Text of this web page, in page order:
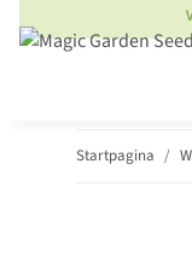
Startpagina